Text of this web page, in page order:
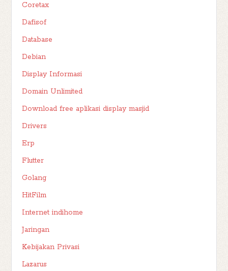
Coretax
Dafisof
Database
Debian
Display Informasi
Domain Unlimited
Download free aplikasi display masjid
Drivers
Erp
Flutter
Golang
HitFilm
Internet indihome
Jaringan
Kebijakan Privasi
Lazarus